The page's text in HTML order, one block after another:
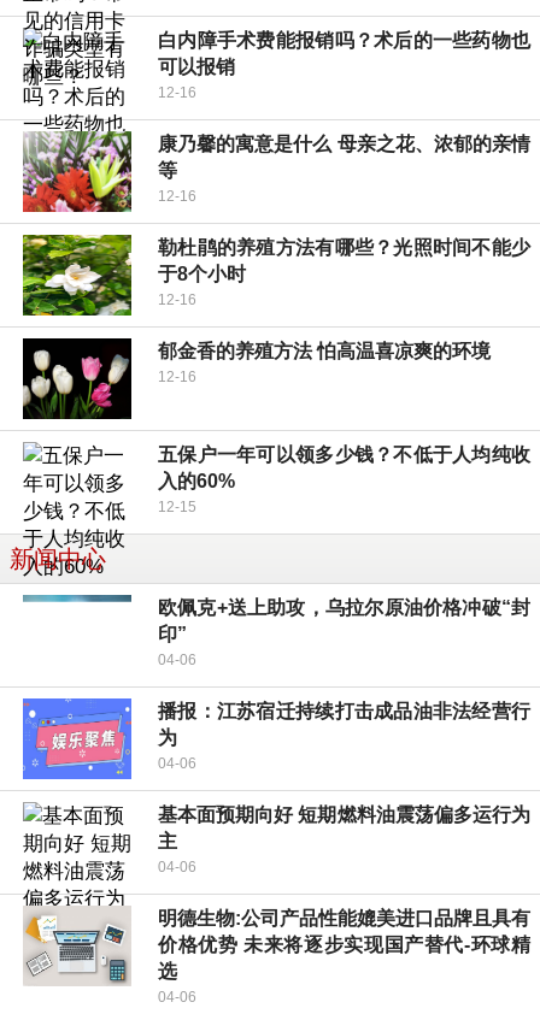
白内障手术费能报销吗？术后的一些药物也
可以报销
12-16
康乃馨的寓意是什么 母亲之花、浓郁的亲情
等
12-16
勒杜鹃的养殖方法有哪些？光照时间不能少
于8个小时
12-16
郁金香的养殖方法 怕高温喜凉爽的环境
12-16
五保户一年可以领多少钱？不低于人均纯收
入的60%
12-15
新闻中心
欧佩克+送上助攻，乌拉尔原油价格冲破“封
印”
04-06
播报：江苏宿迁持续打击成品油非法经营行
为
04-06
基本面预期向好 短期燃料油震荡偏多运行为
主
04-06
明德生物:公司产品性能媲美进口品牌且具有
价格优势 未来将逐步实现国产替代-环球精
选
04-06